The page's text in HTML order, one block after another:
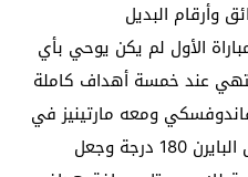
وأرقام البديل
الأول لم يكن يوحي بأي
عند خمسة أهداف كاملة
ومعه مارتينيز في
بداية الشوط الثاني غير من شكل البايرن 180 درجة وجعل